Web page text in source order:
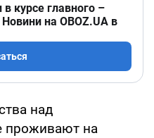
курсе главного –
на OBOZ.UA в
над
проживают на